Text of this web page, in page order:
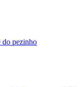
do pezinho